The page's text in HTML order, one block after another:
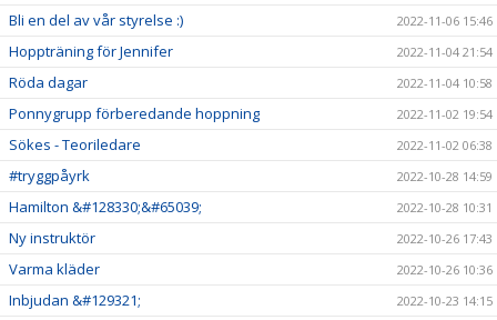
Bli en del av vår styrelse :) 2022-11-06 15:46
Hoppträning för Jennifer 2022-11-04 21:54
Röda dagar 2022-11-04 10:58
Ponnygrupp förberedande hoppning 2022-11-02 19:54
Sökes - Teoriledare 2022-11-02 06:38
#tryggpåyrk 2022-10-28 14:59
Hamilton &#128330;&#65039; 2022-10-28 10:31
Ny instruktör 2022-10-26 17:43
Varma kläder 2022-10-26 10:36
Inbjudan &#129321; 2022-10-23 14:15